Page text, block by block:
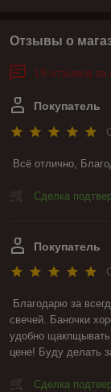
Отзывы о
19 отзывов за
Покупатель
Всё отлично,
Сделка
Покупатель
Благодарю за
свечей. Баночки
удобно
цене! Буду делать
Сделка